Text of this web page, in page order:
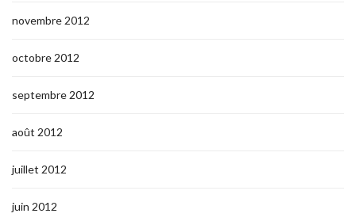
novembre 2012
octobre 2012
septembre 2012
août 2012
juillet 2012
juin 2012